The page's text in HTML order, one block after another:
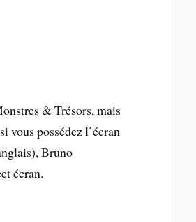
& Trésors, mais
vous possédez l’écran
Bruno
écran.